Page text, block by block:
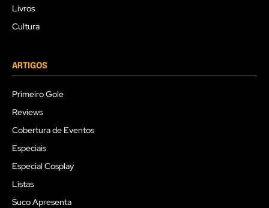
Livros
Cultura
ARTIGOS
Primeiro Gole
Reviews
Cobertura de Eventos
Especiais
Especial Cosplay
Listas
Suco Apresenta